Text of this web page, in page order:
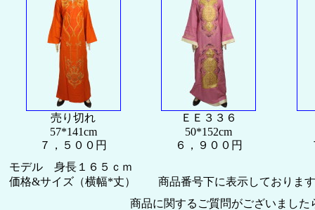
売り切れ
57*141cm
７，５００円
ＥＥ３３６
50*152cm
６，９００円
モデル 身長１６５ｃｍ
価格&サイズ（横幅*丈） 商品番号下に表示しておりま
商品に関するご質問がございまし